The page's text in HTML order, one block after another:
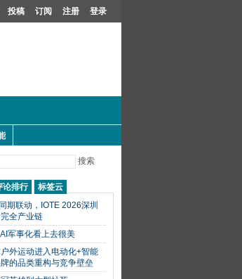
投稿 订阅 注册 登录
搜索
论排行
标签云
期联动，IOTE 2026深圳
全产业链
军事化看上去很美
外运动进入电动化+智能
的品类重构与竞争壁垒